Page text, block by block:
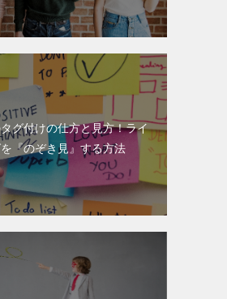
グ付けの仕方と見方！ライ
『のぞき見』する方法